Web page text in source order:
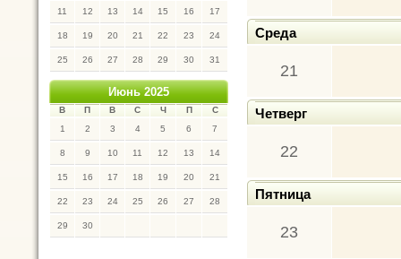
11 12 13 14 15 16 17
18 19 20 21 22 23 24
25 26 27 28 29 30 31
Июнь 2025
В П В С Ч П
С
1
2 3 4 5 6 7
8 9 10 11 12 13 14
15 16 17 18 19 20 21
22 23 24 25 26 27 28
29 30
Среда
21
Четверг
22
Пятница
23